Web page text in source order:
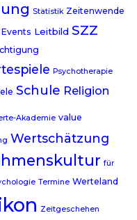
Statistik Zeitenwende
Events Leitbild SZZ
Psychotherapie
Schule Religion
Akademie value
Wertschätzung
für
Termine Werteland
Zeitgeschehen